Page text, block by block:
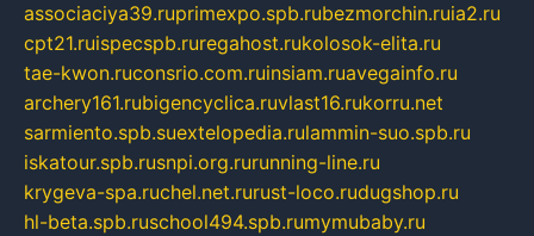
associaciya39.ruprimexpo.spb.rubezmorchin.ruia2.ru
cpt21.ruispecspb.ruregahost.rukolosok-elita.ru
tae-kwon.ruconsrio.com.ruinsiam.ruavegainfo.ru
archery161.rubigencyclica.ruvlast16.rukorru.net
sarmiento.spb.suextelopedia.rulammin-suo.spb.ru
iskatour.spb.rusnpi.org.rurunning-line.ru
krygeva-spa.ruchel.net.rurust-loco.rudugshop.ru
hl-beta.spb.ruschool494.spb.rumymubaby.ru